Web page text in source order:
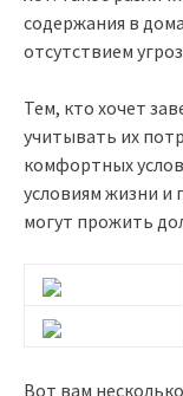
содержания в
отсутствием
Тем, кто хочет
учитывать их
комфортных
условиям жизни и
могут прожить
Вот вам